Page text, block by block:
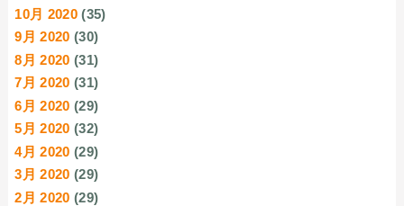
10月 2020 (35)
9月 2020 (30)
8月 2020 (31)
7月 2020 (31)
6月 2020 (29)
5月 2020 (32)
4月 2020 (29)
3月 2020 (29)
2月 2020 (29)